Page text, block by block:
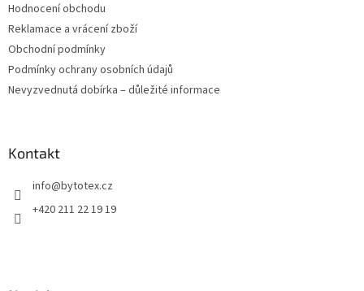
Hodnocení obchodu
Reklamace a vrácení zboží
Obchodní podmínky
Podmínky ochrany osobních údajů
Nevyzvednutá dobírka – důležité informace
Kontakt
info@bytotex.cz
+420 211 22 19 19